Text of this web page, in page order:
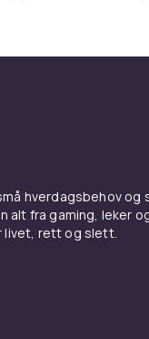
for enhver
hver dag.
hverdagsbehov og
alt fra gaming, leker
livet, rett og slett.